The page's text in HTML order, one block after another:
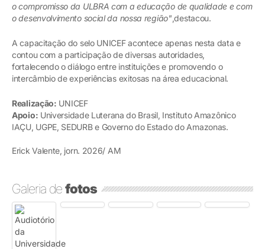
o compromisso da ULBRA com a educação de qualidade e com
o desenvolvimento social da nossa região",destacou.
A capacitação do selo UNICEF acontece apenas nesta data e
contou com a participação de diversas autoridades,
fortalecendo o diálogo entre instituições e promovendo o
intercâmbio de experiências exitosas na área educacional.
Realização: UNICEF
Apoio: Universidade Luterana do Brasil, Instituto Amazônico
IAÇU, UGPE, SEDURB e Governo do Estado do Amazonas.
Erick Valente, jorn. 2026/ AM
Galeria defotos